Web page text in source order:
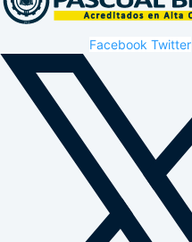
Facebook Twitter